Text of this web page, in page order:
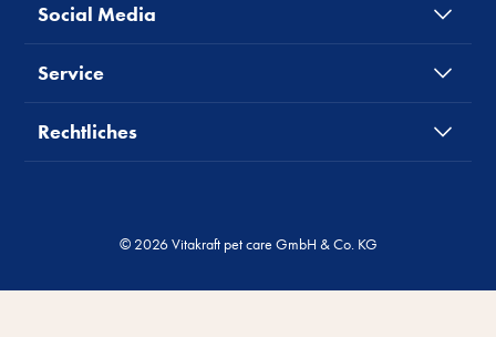
Social Media
Service
Rechtliches
© 2026 Vitakraft pet care GmbH & Co. KG